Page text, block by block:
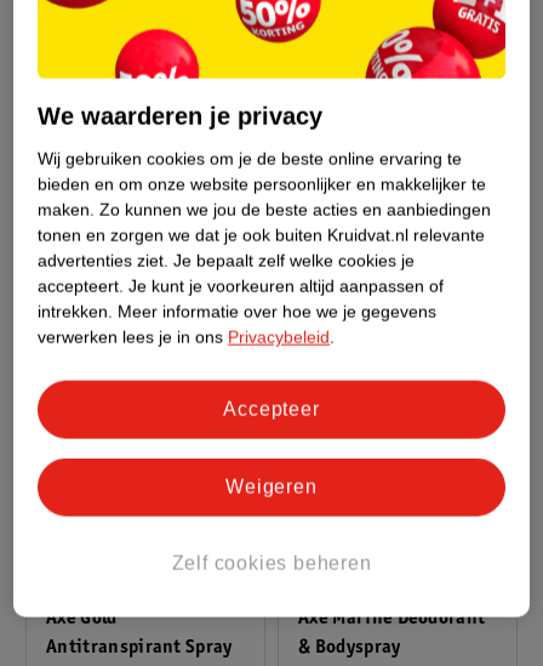
Dove Men+Care Extra
Fresh Antitranspirant
Spray
150ml
6.
69
Axe Dark Temptation
Antitranspirant Spray
150ml
7.
49
Axe Gold
Antitranspirant Spray
Axe Marine Deodorant
& Bodyspray
7.
49
We waarderen je privacy
Wij gebruiken cookies om je de beste online ervaring te
bieden en om onze website persoonlijker en makkelijker te
maken. Zo kunnen we jou de beste acties en aanbiedingen
tonen en zorgen we dat je ook buiten Kruidvat.nl relevante
advertenties ziet. Je bepaalt zelf welke cookies je
accepteert. Je kunt je voorkeuren altijd aanpassen of
intrekken. Meer informatie over hoe we je gegevens
verwerken lees je in ons Privacybeleid.
Zelf cookies beheren
Weigeren
Accepteer